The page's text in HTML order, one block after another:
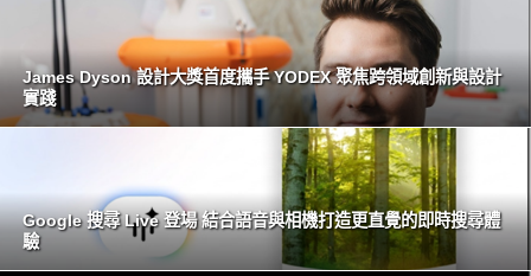
James Dyson 設計大獎首度攜手 YODEX 聚焦跨領域創新與設計
實踐
Google 搜尋 Live 登場 結合語音與相機打造更直覺的即時搜尋體
驗